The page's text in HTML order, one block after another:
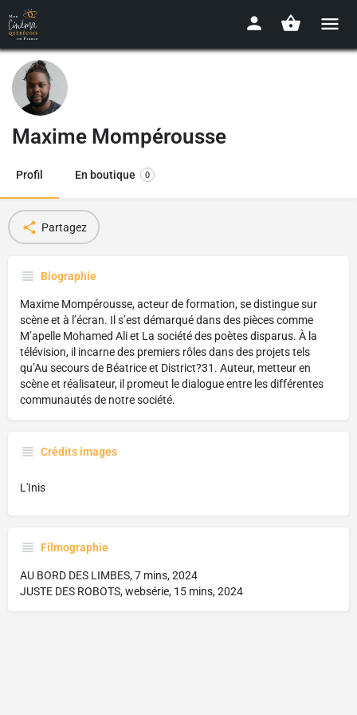
Maxime Mompérousse
Profil En boutique 0
Partagez
Biographie
Maxime Mompérousse, acteur de formation, se distingue sur
scène et à l’écran. Il s’est démarqué dans des pièces comme
M’apelle Mohamed Ali et La société des poètes disparus. À la
télévision, il incarne des premiers rôles dans des projets tels
qu’Au secours de Béatrice et District?31. Auteur, metteur en
scène et réalisateur, il promeut le dialogue entre les différentes
communautés de notre société.
Crédits images
L'Inis
Filmographie
AU BORD DES LIMBES, 7 mins, 2024
JUSTE DES ROBOTS, websérie, 15 mins, 2024